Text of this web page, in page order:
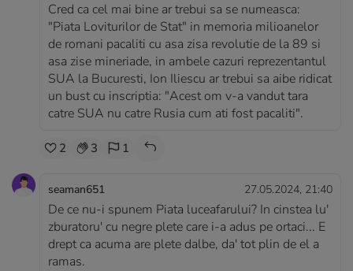
Cred ca cel mai bine ar trebui sa se numeasca:
"Piata Loviturilor de Stat" in memoria milioanelor
de romani pacaliti cu asa zisa revolutie de la 89 si
asa zise mineriade, in ambele cazuri reprezentantul
SUA la Bucuresti, Ion Iliescu ar trebui sa aibe ridicat
un bust cu inscriptia: "Acest om v-a vandut tara
catre SUA nu catre Rusia cum ati fost pacaliti".
2 3 1
seaman651 27.05.2024, 21:40
De ce nu-i spunem Piata luceafarului? In cinstea lu'
zburatoru' cu negre plete care i-a adus pe ortaci... E
drept ca acuma are plete dalbe, da' tot plin de el a
ramas.